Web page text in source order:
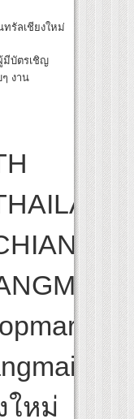
ทรัลเชียงใหม่
มีบัตรเชิญ
งาน
ใหม่